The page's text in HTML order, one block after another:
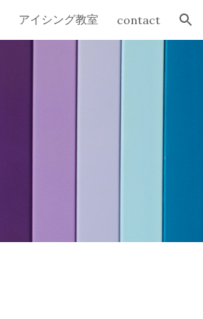
アイシング教室 contact